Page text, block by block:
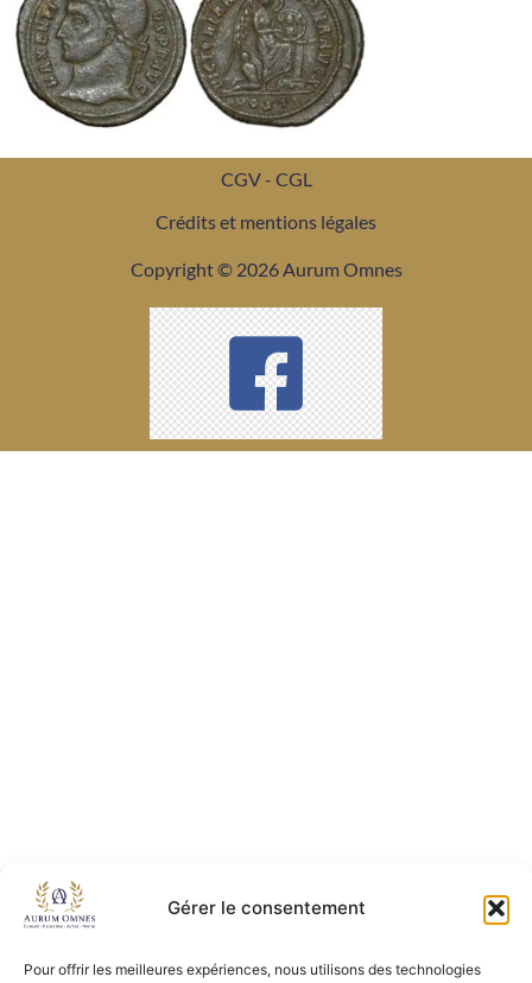
Gérer le consentement
Pour offrir les meilleures expériences, nous utilisons des technologies
CGV - CGL
Crédits et mentions légales
Copyright © 2026 Aurum Omnes